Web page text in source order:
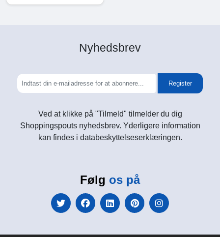
Nyhedsbrev
Register
Ved at klikke på "Tilmeld" tilmelder du dig
Shoppingspouts nyhedsbrev. Yderligere information
kan findes i databeskyttelseserklæringen.
Følg os på